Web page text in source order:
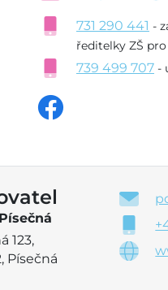
731 290 441 -
ředitelky ZŠ pro
739 499 707 -
123,
Písečná